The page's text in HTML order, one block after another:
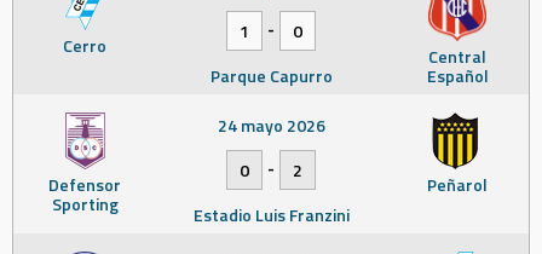
Cerro Central
Español
1
-
0
Parque Capurro
Defensor
Sporting
Peñarol
24 mayo 2026
0
-
2
Estadio Luis Franzini